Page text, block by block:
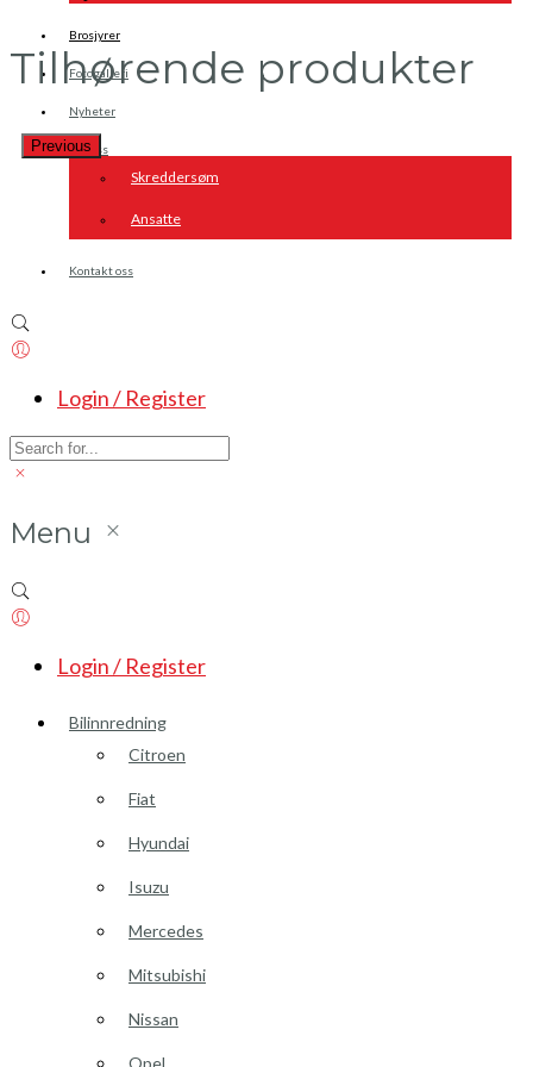
Brosjyrer
Fotogalleri
Nyheter
Om oss
Skreddersøm
Ansatte
Kontakt oss
Login / Register
Menu
Login / Register
Bilinnredning
Citroen
Fiat
Hyundai
Isuzu
Mercedes
Mitsubishi
Nissan
Opel
Tilhørende produkter
Previous